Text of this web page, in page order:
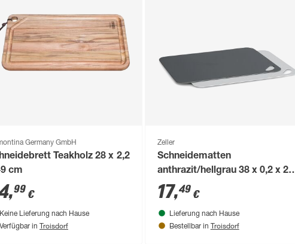
Germany GmbH
Teakholz 28 x 2,2
cm
,99 €
Keine Lieferung nach Hause
Verfügbar in Troisdorf
Zeller
Schneidematten
anthrazit/hellgrau 38 x 0,2 x 29
cm
17,49€
Lieferung nach Hause
Bestellbar in Troisdorf